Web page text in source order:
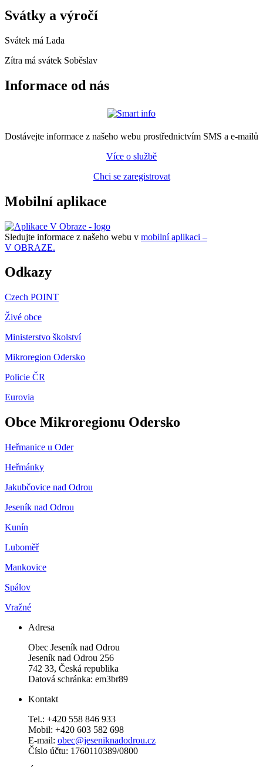
Svátky a výročí
Svátek má Lada
Zítra má svátek Soběslav
Informace od nás
Dostávejte informace z našeho webu prostřednictvím SMS a e-mailů
Více o službě
Chci se zaregistrovat
Mobilní aplikace
Sledujte informace z našeho webu v mobilní aplikaci –
V OBRAZE.
Odkazy
Czech POINT
Živé obce
Ministerstvo školství
Mikroregion Odersko
Policie ČR
Eurovia
Obce Mikroregionu Odersko
Heřmanice u Oder
Heřmánky
Jakubčovice nad Odrou
Jeseník nad Odrou
Kunín
Luboměř
Mankovice
Spálov
Vražné
Adresa
Obec Jeseník nad Odrou
Jeseník nad Odrou 256
742 33, Česká republika
Datová schránka: em3br89
Kontakt
Tel.: +420 558 846 933
Mobil: +420 603 582 698
E-mail: obec@jeseniknadodrou.cz
Číslo účtu: 1760110389/0800